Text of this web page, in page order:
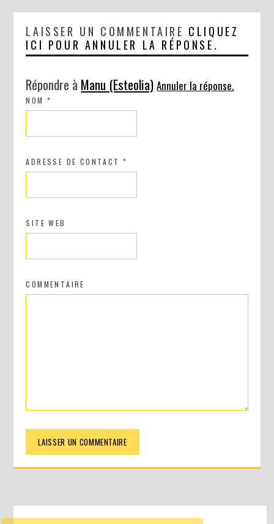
LAISSER UN COMMENTAIRE CLIQUEZ
ICI POUR ANNULER LA RÉPONSE.
Répondre à Manu (Esteolia) Annuler la réponse.
NOM*
ADRESSE DE CONTACT*
SITE WEB
COMMENTAIRE